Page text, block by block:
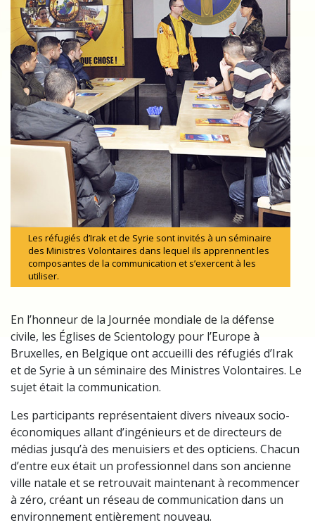
Les réfugiés d’Irak et de Syrie sont invités à un séminaire
des Ministres Volontaires dans lequel ils apprennent les
composantes de la communication et s’exercent à les
utiliser.
En l’honneur de la Journée mondiale de la défense
civile, les Églises de Scientology pour l’Europe à
Bruxelles, en Belgique ont accueilli des réfugiés d’Irak
et de Syrie à un séminaire des Ministres Volontaires. Le
sujet était la communication.
Les participants représentaient divers niveaux socio-
économiques allant d’ingénieurs et de directeurs de
médias jusqu’à des menuisiers et des opticiens. Chacun
d’entre eux était un professionnel dans son ancienne
ville natale et se retrouvait maintenant à recommencer
à zéro, créant un réseau de communication dans un
environnement entièrement nouveau.